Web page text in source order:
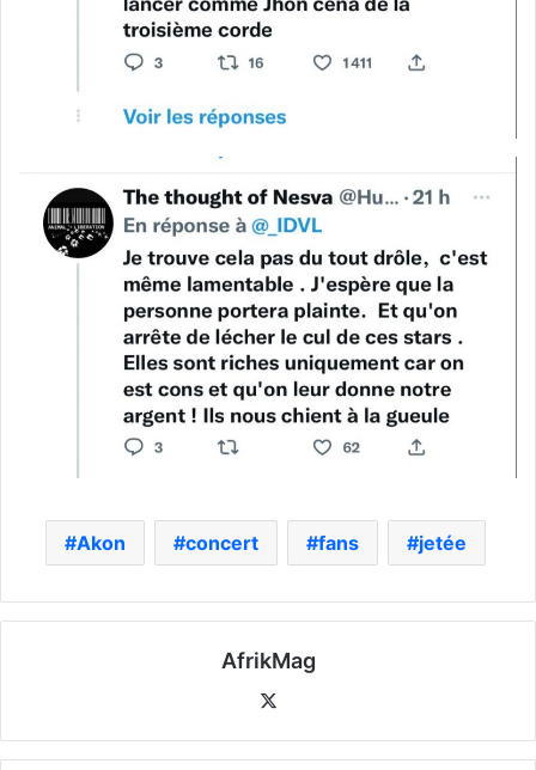
Akon concert fans jetée
AfrikMag